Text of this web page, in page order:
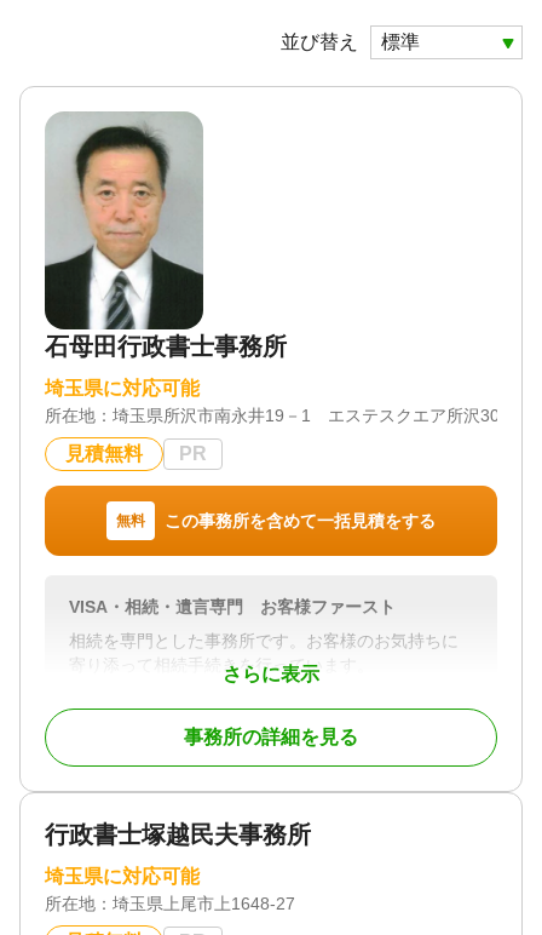
並び替え
石母田行政書士事務所
埼玉県に対応可能
所在地： 埼玉県所沢市南永井19－1 エステスクエア所沢303
見積無料 PR
無料 この事務所を含めて一括見積をする
さらに表示
VISA・相続・遺言専門 お客様ファースト
相続を専門とした事務所です。お客様のお気持ちに
寄り添って相続手続きを行っています。
託 / 銀行手続き / 戸籍収集 / 相続人調査
対応体制
電話相談可 / 訪問可 / 土日相談可 / 初回相談無料 / 18
時以降相談可 / 事務所面談可
事務所の詳細を見る
行政書士塚越民夫事務所
埼玉県に対応可能
所在地： 埼玉県上尾市上1648-27